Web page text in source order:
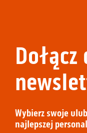
Dołącz
Wybierz swoje
najlepszej